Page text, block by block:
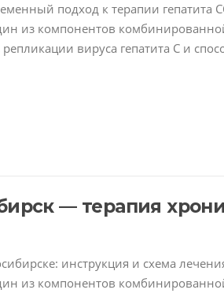
подход к терапии гепатита
из компонентов
вируса гепатита C и
— терапия
инструкция и схема
из компонентов